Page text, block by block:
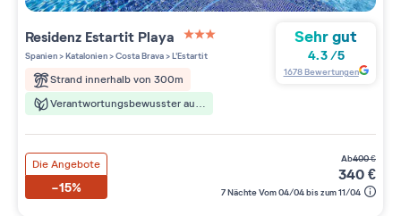
Residenz Estartit Playa
3 étoiles sur 5
Spanien>Katalonien>Costa Brava>L'Estartit
Strand innerhalb von 300m
Verantwortungsbewusster aufenthalt
Sehr gut
4.3/5
1678Bewertungen
Die Angebote
-15%
ab400€
340€
7 Nächte Vom 04/04 bis zum 11/04